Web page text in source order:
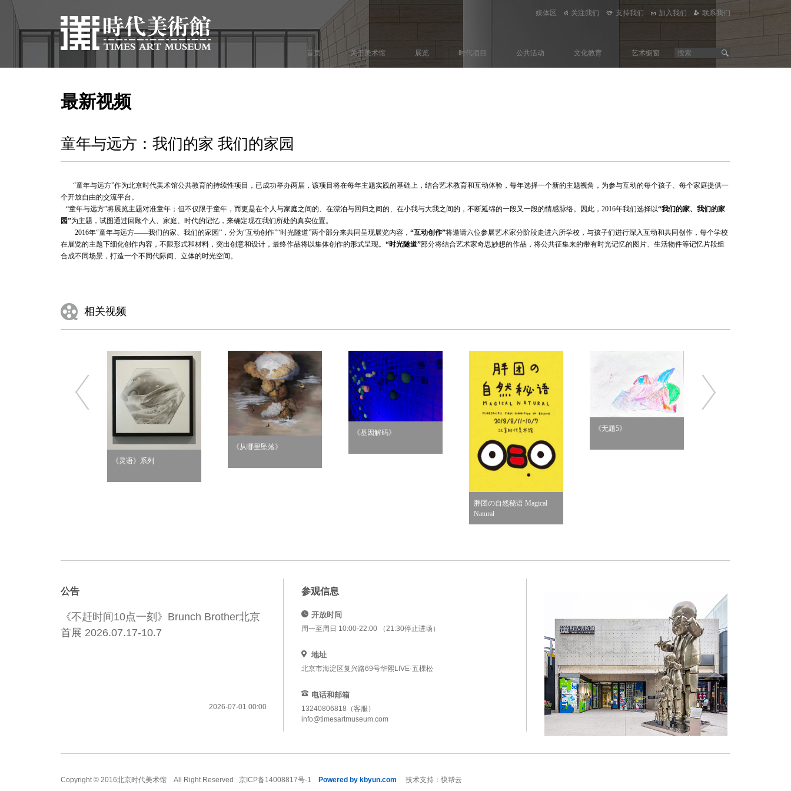
媒体区 关注我们 支持我们 加入我们 联系我们
首页 关于美术馆 展览 时代项目 公共活动 文化教育 艺术橱窗
最新视频
童年与远方：我们的家 我们的家园
“童年与远方”作为北京时代美术馆公共教育的持续性项目，已成功举办两届，该项目将在每年主题实践的基础上，结合艺术教育和互动体验，每年选择一个新的主题视角，为参与互动的每个孩子、每个家庭提供一
个开放自由的交流平台。
“童年与远方”将展览主题对准童年；但不仅限于童年，而更是在个人与家庭之间的、在漂泊与回归之间的、在小我与大我之间的，不断延绵的一段又一段的情感脉络。因此，2016年我们选择以“我们的家、我们的家
园”为主题，试图通过回顾个人、家庭、时代的记忆，来确定现在我们所处的真实位置。
2016年“童年与远方——我们的家、我们的家园”，分为“互动创作”“时光隧道”两个部分来共同呈现展览内容， “互动创作”将邀请六位参展艺术家分阶段走进六所学校，与孩子们进行深入互动和共同创作，每个学校
在展览的主题下细化创作内容，不限形式和材料，突出创意和设计，最终作品将以集体创作的形式呈现。 “时光隧道”部分将结合艺术家奇思妙想的作品，将公共征集来的带有时光记忆的图片、生活物件等记忆片段组
合成不同场景，打造一个不同代际间、立体的时光空间。
相关视频
《灵语》系列
《从哪里坠落》
《基因解码》
胖团の自然秘语 Magical
Natural
《无题5》
公告
《不赶时间10点一刻》Brunch Brother北京
首展 2026.07.17-10.7
2026-07-01 00:00
参观信息
开放时间
周一至周日 10:00-22:00 （21:30停止进场）
地址
北京市海淀区复兴路69号华熙LIVE·五棵松
电话和邮箱
13240806818（客服）
info@timesartmuseum.com
Copyright © 2016北京时代美术馆 All Right Reserved 京ICP备14008817号-1 Powered by kbyun.com 技术支持：快帮云